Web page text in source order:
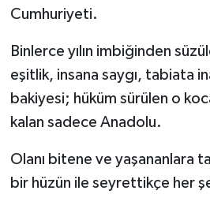
Cumhuriyeti.
Binlerce yılın imbiğinden
eşitlik, insana saygı, tabiata
bakiyesi; hüküm sürülen o
kalan sadece Anadolu.
Olanı bitene ve yaşananlara
bir hüzün ile seyrettikçe her